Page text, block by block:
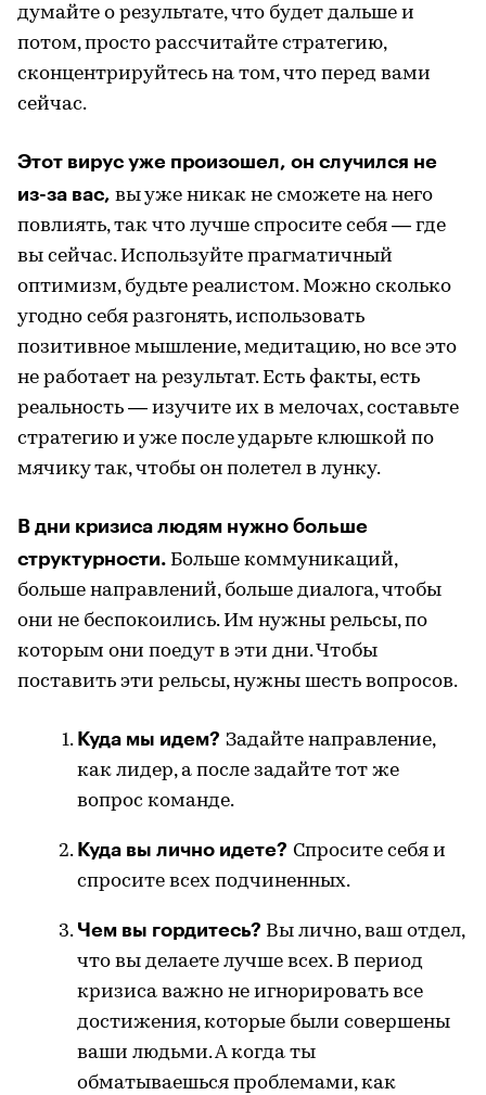
думайте о результате, что будет дальше и
потом, просто рассчитайте стратегию,
сконцентрируйтесь на том, что перед вами
сейчас.
Этот вирус уже произошел, он случился не
из-за вас, вы уже никак не сможете на него
повлиять, так что лучше спросите себя — где
вы сейчас. Используйте прагматичный
оптимизм, будьте реалистом. Можно сколько
угодно себя разгонять, использовать
позитивное мышление, медитацию, но все это
не работает на результат. Есть факты, есть
реальность — изучите их в мелочах, составьте
стратегию и уже после ударьте клюшкой по
мячику так, чтобы он полетел в лунку.
В дни кризиса людям нужно больше
структурности. Больше коммуникаций,
больше направлений, больше диалога, чтобы
они не беспокоились. Им нужны рельсы, по
которым они поедут в эти дни. Чтобы
поставить эти рельсы, нужны шесть вопросов.
Куда мы идем? Задайте направление,
как лидер, а после задайте тот же
вопрос команде.
Куда вы лично идете? Спросите себя и
спросите всех подчиненных.
Чем вы гордитесь? Вы лично, ваш отдел,
что вы делаете лучше всех. В период
кризиса важно не игнорировать все
достижения, которые были совершены
ваши людьми. А когда ты
обматываешься проблемами, как